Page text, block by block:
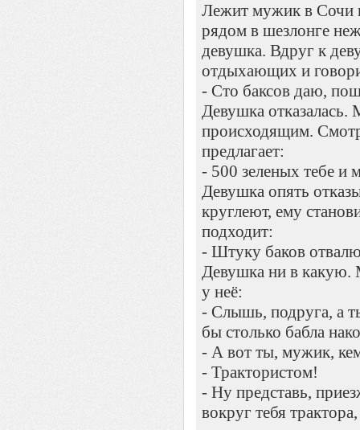
Лежит мужик в Сочи
рядом в шезлонге
девушка. Вдруг к
отдыхающих и
- Сто баксов даю,
Девушка
происходящим.
предлагает:
- 500 зеленых тебе и
Девушка опять
круглеют, ему
подходит:
- Штуку баков
Девушка ни в
у неё:
- Слышь, подруга, а
бы столько бабла
- А вот ты, мужик,
- Трактористом!
- Ну представь,
вокруг тебя